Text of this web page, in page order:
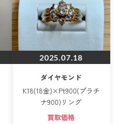
2025.07.18
ダイヤモンド
K18(18金)×Pt900(プラチ
ナ900)リング
買取価格